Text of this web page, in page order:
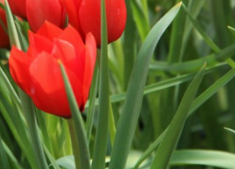
에키네시아
그라스
백합